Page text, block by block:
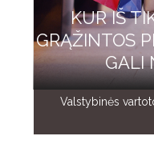
KUR IŠ
GRĄŽINTOS
GALI
Valstybinės